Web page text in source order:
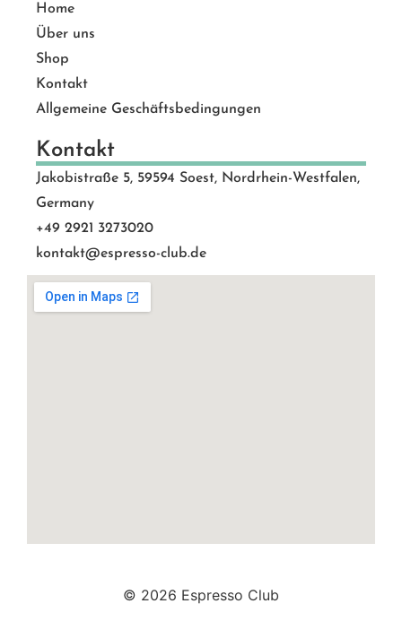
Home
Über uns
Shop
Kontakt
Allgemeine Geschäftsbedingungen
Kontakt
Jakobistraße 5, 59594 Soest, Nordrhein-Westfalen,
Germany
+49 2921 3273020
kontakt@espresso-club.de
© 2026 Espresso Club